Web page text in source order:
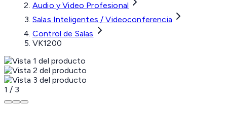
Audio y Video Profesional
Salas Inteligentes / Videoconferencia
Control de Salas
VK1200
1 / 3